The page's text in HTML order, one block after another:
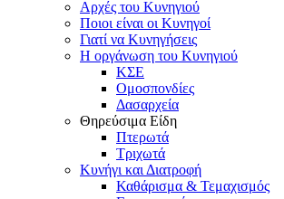
Αρχές του Κυνηγιού
Ποιοι είναι οι Κυνηγοί
Γιατί να Κυνηγήσεις
Η οργάνωση του Κυνηγιού
ΚΣΕ
Ομοσπονδίες
Δασαρχεία
Θηρεύσιμα Είδη
Πτερωτά
Τριχωτά
Κυνήγι και Διατροφή
Καθάρισμα & Τεμαχισμός